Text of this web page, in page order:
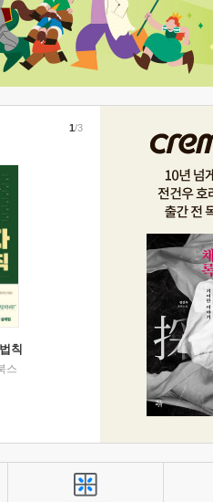
칙
스
1/3